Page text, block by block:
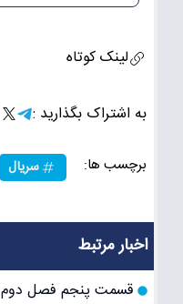
لینک کوتاه
به اشتراک بگذارید :
برچسب ها: سریال
اخبار مرتبط
قسمت پنجم فصل دوم The Last of Us | عبور از مرزهای انسانیت، انتقام و تاریکی عمیق در داستانی خشن و احساسی